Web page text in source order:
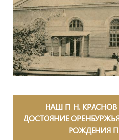
НАШ П. Н.
ДОСТОЯНИЕ
РОЖДЕНИЯ